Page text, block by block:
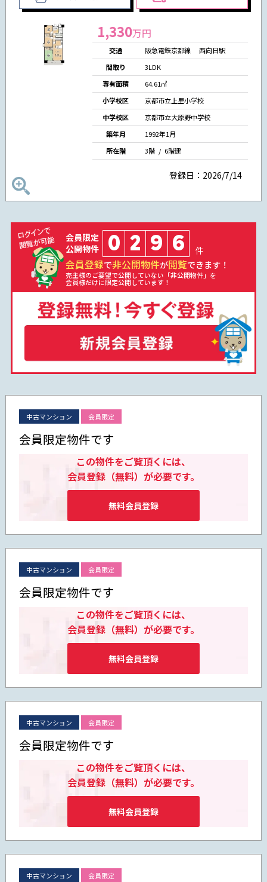
1,330万円
交通
阪急電鉄京都線 西向日駅
間取り
3LDK
専有面積
64.61㎡
小学校区
京都市立上里小学校
中学校区
京都市立大原野中学校
築年月
1992年1月
所在階
3階 / 6階建
登録日：2026/7/14
会員限定
公開物件
0 2 9 6 件
会員登録で非公開物件が閲覧できます！
売主様のご要望で公開していない「非公開物件」を
会員様だけに限定公開しています！
中古マンション 会員限定
会員限定物件です
この物件をご覧頂くには、
会員登録（無料）が必要です。
無料会員登録
中古マンション 会員限定
会員限定物件です
この物件をご覧頂くには、
会員登録（無料）が必要です。
無料会員登録
中古マンション 会員限定
会員限定物件です
この物件をご覧頂くには、
会員登録（無料）が必要です。
無料会員登録
中古マンション 会員限定